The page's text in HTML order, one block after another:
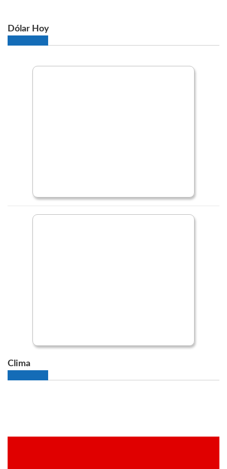
Dólar Hoy
Clima